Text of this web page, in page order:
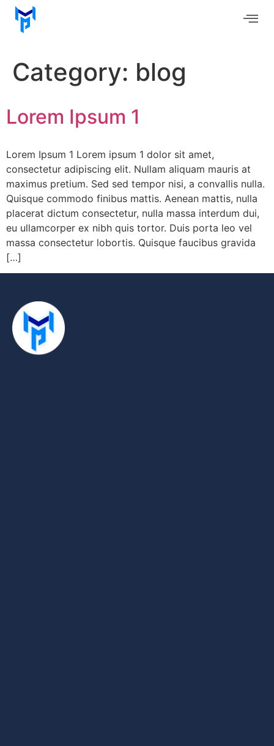
Category: blog
Lorem Ipsum 1
Lorem Ipsum 1 Lorem ipsum 1 dolor sit amet,
consectetur adipiscing elit. Nullam aliquam mauris at
maximus pretium. Sed sed tempor nisi, a convallis nulla.
Quisque commodo finibus mattis. Aenean mattis, nulla
placerat dictum consectetur, nulla massa interdum dui,
eu ullamcorper ex nibh quis tortor. Duis porta leo vel
massa consectetur lobortis. Quisque faucibus gravida
[…]